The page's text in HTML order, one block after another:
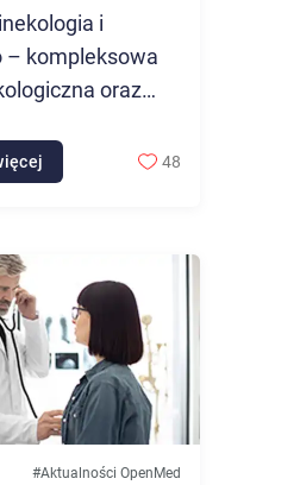
i
– kompleksowa
oraz
48
#Aktualności OpenMed